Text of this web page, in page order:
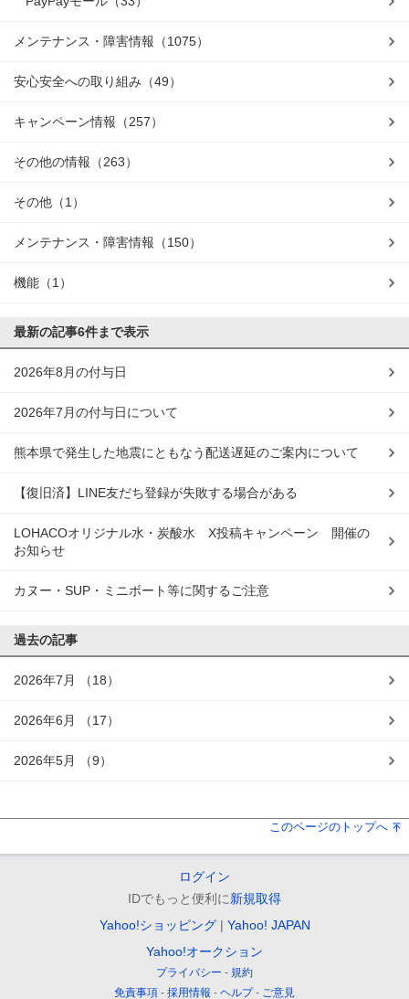
メンテナンス・障害情報 （1075）
安心安全への取り組み （49）
キャンペーン情報 （257）
その他の情報 （263）
その他 （1）
メンテナンス・障害情報 （150）
機能 （1）
最新の記事6件まで表示
2026年8月の付与日
2026年7月の付与日について
熊本県で発生した地震にともなう配送遅延のご案内について
【復旧済】LINE友だち登録が失敗する場合がある
LOHACOオリジナル水・炭酸水 X投稿キャンペーン 開催の
お知らせ
カヌー・SUP・ミニボート等に関するご注意
過去の記事
2026年7月 （18）
2026年6月 （17）
2026年5月 （9）
このページのトップへ
ログイン
IDでもっと便利に新規取得
Yahoo!ショッピング
Yahoo! JAPAN
Yahoo!オークション
プライバシー
規約
免責事項
採用情報 ヘルプ ご意見